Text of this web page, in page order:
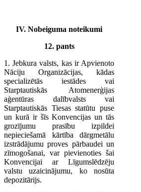
IV. Nobeiguma noteikumi
12. pants
1. Jebkura valsts, kas ir Apvienoto
Nāciju Organizācijas, kādas
specializētās iestādes vai
Starptautiskās Atomenerģijas
aģentūras dalībvalsts vai
Starptautiskās Tiesas statūtu puse
un kurā ir šīs Konvencijas un tās
grozījumu prasību izpildei
nepieciešamā kārtība dārgmetālu
izstrādājumu proves pārbaudei un
zīmogošanai, var pievienoties šai
Konvencijai ar Līgumslēdzēju
valstu uzaicinājumu, ko nosūta
depozitārijs.